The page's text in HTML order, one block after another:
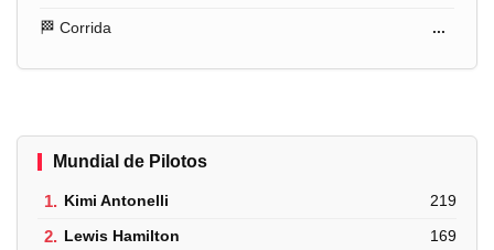
🏁 Corrida ...
Mundial de Pilotos
1. Kimi Antonelli 219
2. Lewis Hamilton 169